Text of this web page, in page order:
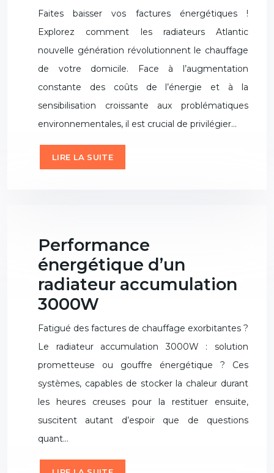
Faites baisser vos factures énergétiques !
Explorez comment les radiateurs Atlantic
nouvelle génération révolutionnent le chauffage
de votre domicile. Face à l’augmentation
constante des coûts de l’énergie et à la
sensibilisation croissante aux problématiques
environnementales, il est crucial de privilégier…
LIRE LA SUITE
Performance
énergétique d’un
radiateur accumulation
3000W
Fatigué des factures de chauffage exorbitantes ?
Le radiateur accumulation 3000W : solution
prometteuse ou gouffre énergétique ? Ces
systèmes, capables de stocker la chaleur durant
les heures creuses pour la restituer ensuite,
suscitent autant d’espoir que de questions
quant…